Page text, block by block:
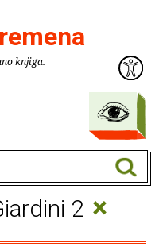
knjiga.
2 ×